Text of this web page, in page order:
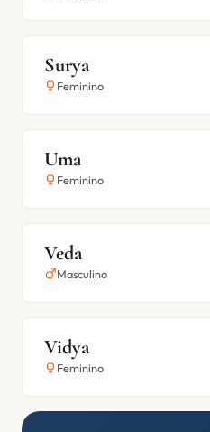
Surya
Feminino
Uma
Feminino
Veda
Masculino
Vidya
Feminino